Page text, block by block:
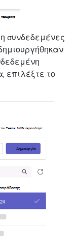
συνδεδεμένες
επιλέξτε το